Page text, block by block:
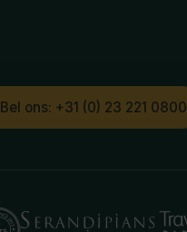
Bel ons: +31 (0) 23 221 0800